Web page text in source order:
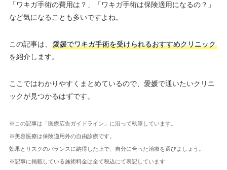
「ワキガ手術の費用は？」「ワキガ手術は保険適用になるの？」
など気になることも多いですよね。
この記事は、
愛媛でワキガ手術を受けられるおすすめクリニック
を紹介します。
ここではわかりやすくまとめているので、愛媛で通いたいクリニ
ックが見つかるはずです。
※この記事は「医療広告ガイドライン」に沿って執筆しています。
※美容医療は保険適用外の自由診療です。
効果とリスクのバランスに納得した上で、自分に合った治療を選びましょう。
※記事に掲載している施術料金は全て税込にて表記しています